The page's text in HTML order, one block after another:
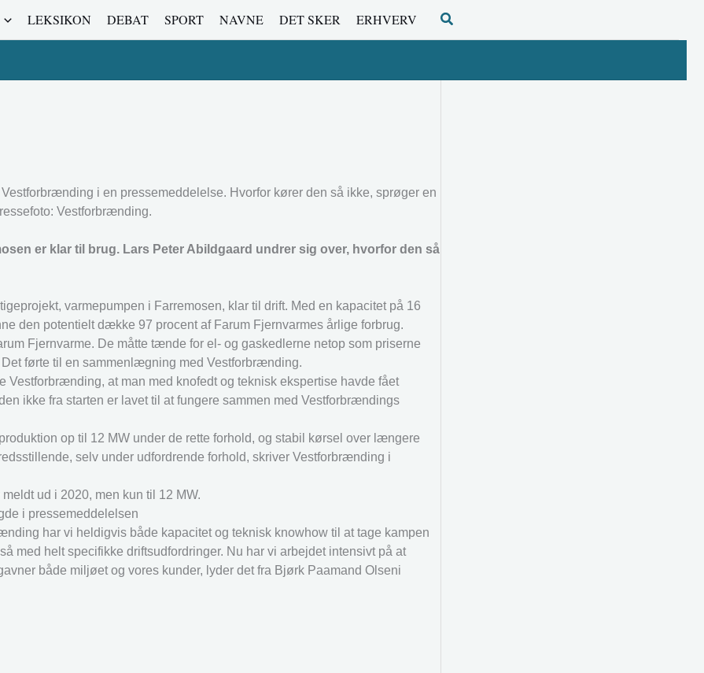
LEKSIKON DEBAT SPORT NAVNE DET SKER ERHVERV Søg
i en pressemeddelelse. Hvorfor kører den så ikke, sprøger en
Vestforbrænding.
er klar til brug. Lars Peter Abildgaard undrer sig over, hvorfor den så
varmepumpen i Farremosen, klar til drift. Med en kapacitet på 16
den potentielt dække 97 procent af Farum Fjernvarmes årlige forbrug.
Fjernvarme. De måtte tænde for el- og gaskedlerne netop som priserne
førte til en sammenlægning med Vestforbrænding.
Vestforbrænding, at man med knofedt og teknisk ekspertise havde fået
ikke fra starten er lavet til at fungere sammen med Vestforbrændings
op til 12 MW under de rette forhold, og stabil kørsel over længere
selv under udfordrende forhold, skriver Vestforbrænding i
ud i 2020, men kun til 12 MW.
i pressemeddelelsen
har vi heldigvis både kapacitet og teknisk knowhow til at tage kampen
med helt specifikke driftsudfordringer. Nu har vi arbejdet intensivt på at
både miljøet og vores kunder, lyder det fra Bjørk Paamand Olseni